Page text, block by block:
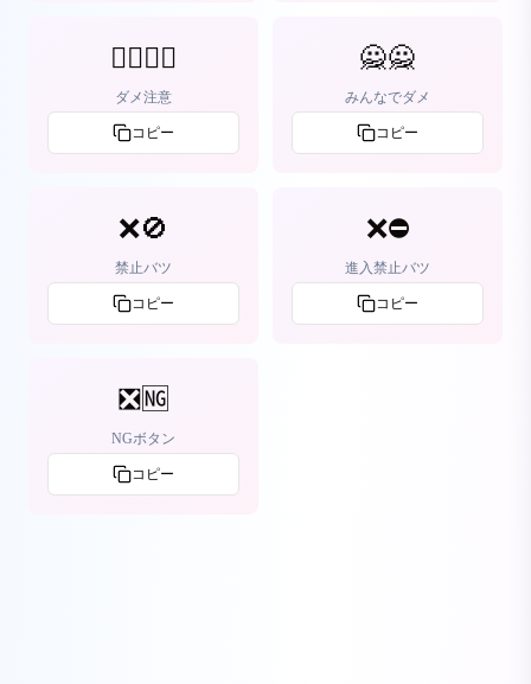
🙅🏻‍♀️❕
ダメ注意
コピー
🙅🙅
みんなでダメ
コピー
❌🚫
禁止バツ
コピー
❌⛔
進入禁止バツ
コピー
❎🆖
NGボタン
コピー